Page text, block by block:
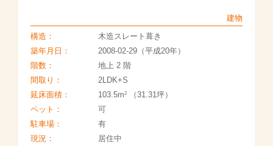
建物
構造：
木造スレート葺き
築年月日：
2008-02-29（平成20年）
階数：
地上 2 階
間取り：
2LDK+S
延床面積：
103.5m2（31.31坪）
ペット：
可
駐車場：
有
現況：
居住中